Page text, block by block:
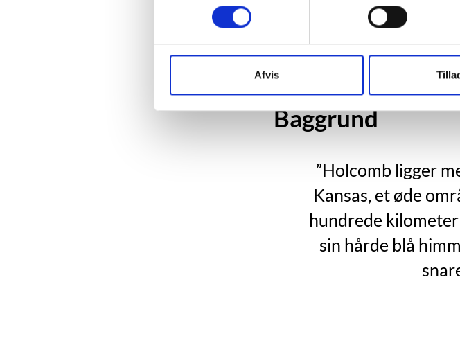
Afvis
Baggrund
”Holcomb ligger
Kansas, et øde
hundrede
sin hårde blå